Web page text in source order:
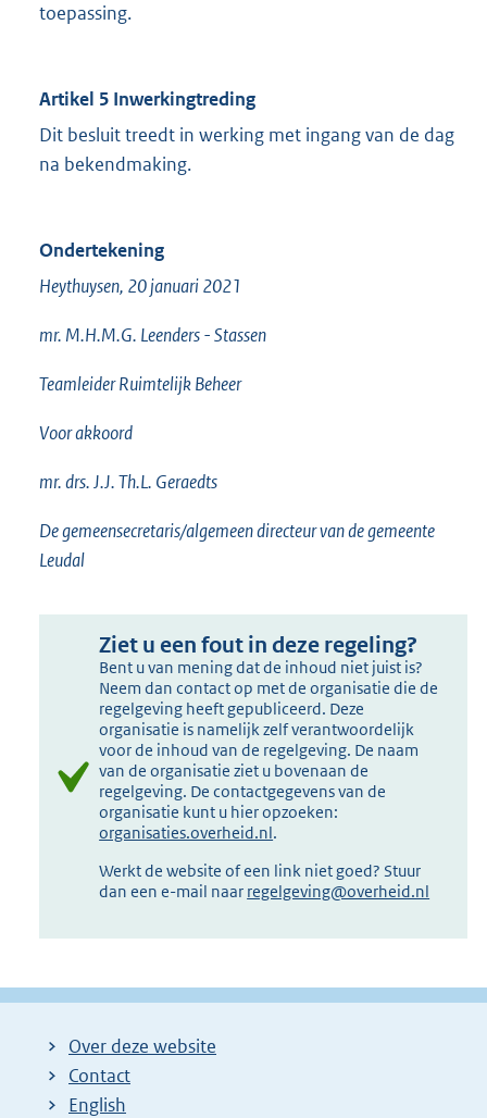
toepassing.
Artikel 5 Inwerkingtreding
Dit besluit treedt in werking met ingang van de dag
na bekendmaking.
Ondertekening
Heythuysen, 20 januari 2021
mr. M.H.M.G. Leenders - Stassen
Teamleider Ruimtelijk Beheer
Voor akkoord
mr. drs. J.J. Th.L. Geraedts
De gemeensecretaris/algemeen directeur van de gemeente
Leudal
Ziet u een fout in deze regeling?
Bent u van mening dat de inhoud niet juist is?
Neem dan contact op met de organisatie die de
regelgeving heeft gepubliceerd. Deze
organisatie is namelijk zelf verantwoordelijk
voor de inhoud van de regelgeving. De naam
van de organisatie ziet u bovenaan de
regelgeving. De contactgegevens van de
organisatie kunt u hier opzoeken:
organisaties.overheid.nl.
Werkt de website of een link niet goed? Stuur
dan een e-mail naar regelgeving@overheid.nl
Over deze website
Contact
English